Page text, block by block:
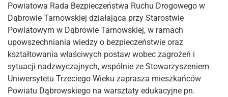
Powiatowa Rada Bezpieczeństwa Ruchu Drogowego w
Dąbrowie Tarnowskiej działająca przy Starostwie
Powiatowym w Dąbrowie Tarnowskiej, w ramach
upowszechniania wiedzy o bezpieczeństwie oraz
kształtowania właściwych postaw wobec zagrożeń i
sytuacji nadzwyczajnych, wspólnie ze Stowarzyszeniem
Uniwersytetu Trzeciego Wieku zaprasza mieszkańców
Powiatu Dąbrowskiego na warsztaty edukacyjne pn.